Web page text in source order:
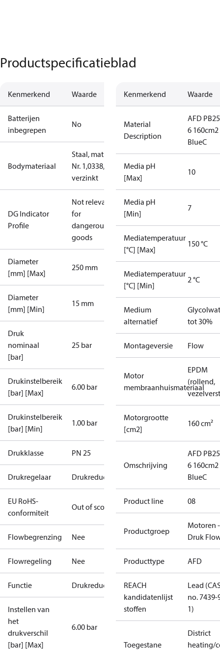
Productspecificatieblad
Kenmerkend Waarde
Batterijen
inbegrepen
No
Bodymateriaal
Staal, mat.
Nr. 1,0338,
verzinkt
DG Indicator
Profile
Not relevant
for
dangerous
goods
Diameter
[mm] [Max]
250 mm
Diameter
[mm] [Min]
15 mm
Druk
nominaal
[bar]
25 bar
Drukinstelbereik
[bar] [Max]
6.00 bar
Drukinstelbereik
[bar] [Min]
1.00 bar
Drukklasse PN 25
Drukregelaar Drukreductieregelaar
EU RoHS-
conformiteit
Out of scope
Flowbegrenzing Nee
Flowregeling Nee
Functie Drukreductieregelaar
Instellen van
het
drukverschil
[bar] [Max]
6.00 bar
Kenmerkend Waarde
Material
Description
AFD
6 160cm2
BlueC
Media pH
[Max]
10
Media pH
[Min]
7
Mediatemperatuur
[°C] [Max]
150 °C
Mediatemperatuur
[°C] [Min]
2 °C
Medium
alternatief
tot 30%
Montageversie Flow
Motor
membraanhuismateriaal
EPDM
(rollend,
Motorgrootte
[cm2]
160 cm²
Omschrijving
AFD
6 160cm2
BlueC
Product line 08
Productgroep
Motoren -
Druk
Producttype AFD
REACH
kandidatenlijst
stoffen
Lead
no. 7439-
1)
Toegestane
District
heating/